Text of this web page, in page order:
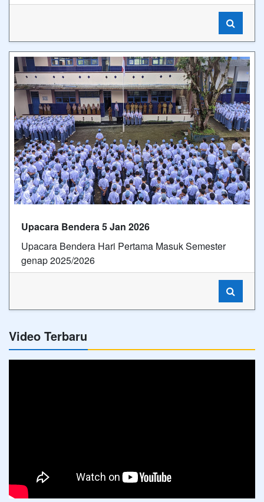
Upacara Bendera 5 Jan 2026
Upacara Bendera Hari Pertama Masuk Semester
genap 2025/2026
Video Terbaru